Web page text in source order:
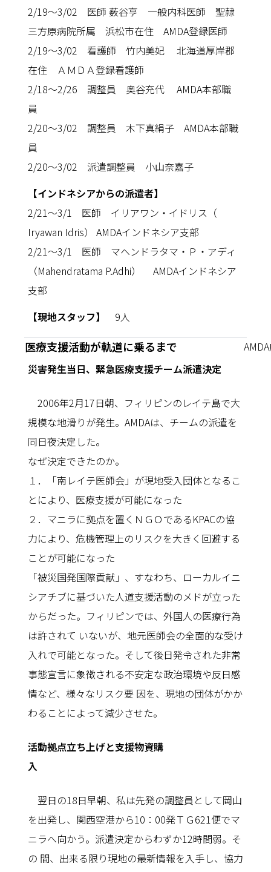
2/19〜3/02 医師 薮谷亨 一般内科医師 聖隷
三方原病院所属 浜松市在住 AMDA登録医師
2/19〜3/02 看護師 竹内美妃 北海道厚岸郡
在住 ＡＭＤＡ登録看護師
2/18〜2/26 調整員 奥谷充代 AMDA本部職
員
2/20〜3/02 調整員 木下真絹子 AMDA本部職
員
2/20〜3/02 派遣調整員 小山奈嘉子
【インドネシアからの派遣者】
2/21〜3/1 医師 イリアワン・イドリス（
Iryawan Idris） AMDAインドネシア支部
2/21〜3/1 医師 マヘンドラタマ・Ｐ・アディ
（Mahendratama P.Adhi） AMDAインドネシア
支部
【現地スタッフ】
9人
医療支援活動が軌道に乗るまで
災害発生当日、緊急医療支援チーム派遣決定
2006年2月17日朝、フィリピンのレイテ島で大
規模な地滑りが発生。AMDAは、チームの派遣を
同日夜決定した。
なぜ決定できたのか。
１．「南レイテ医師会」が現地受入団体となるこ
とにより、医療支援が可能になった
２．マニラに拠点を置くＮＧＯであるKPACの協
力により、危機管理上のリスクを大きく回避する
ことが可能になった
「被災国発国際貢献」、すなわち、ローカルイニ
シアチブに基づいた人道支援活動のメドが立った
からだった。フィリピンでは、外国人の医療行為
は許されて いないが、地元医師会の全面的な受け
入れで可能となった。そして後日発令された非常
事態宣言に象徴される不安定な政治環境や反日感
情など、様々なリスク要 因を、現地の団体がかか
わることによって減少させた。
活動拠点立ち上げと支援物資購
入
翌日の18日早朝、私は先発の調整員として岡山
を出発し、関西空港から10：00発ＴＧ621便でマ
ニラへ向かう。派遣決定からわずか12時間弱。そ
の 間、出来る限り現地の最新情報を入手し、協力